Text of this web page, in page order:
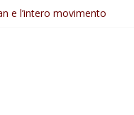
e l’intero movimento
della legge
positiva